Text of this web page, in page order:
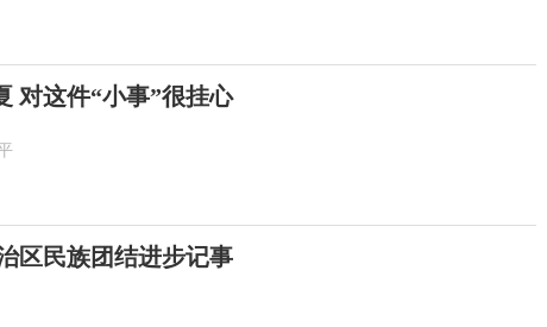
对这件“小事”很挂心
区民族团结进步记事